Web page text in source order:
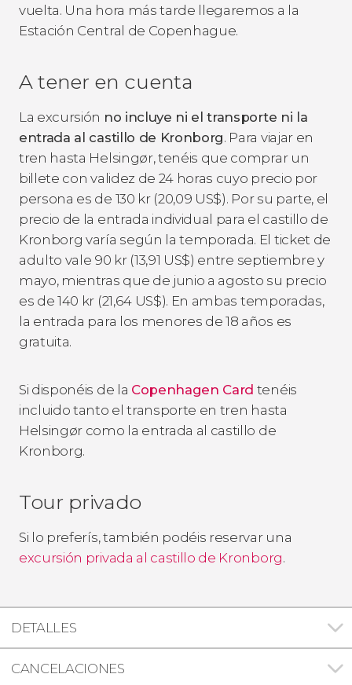
vuelta. Una hora más tarde llegaremos a la
Estación Central de Copenhague.
A tener en cuenta
La excursión no incluye ni el transporte ni la
entrada al castillo de Kronborg. Para viajar en
tren hasta Helsingør, tenéis que comprar un
billete con validez de 24 horas cuyo precio por
persona es de 130 kr(20,09 US$). Por su parte, el
precio de la entrada individual para el castillo de
Kronborg varía según la temporada. El ticket de
adulto vale 90 kr(13,91 US$) entre septiembre y
mayo, mientras que de junio a agosto su precio
es de 140 kr (21,64 US$). En ambas temporadas,
la entrada para los menores de 18 años es
gratuita.
Si disponéis de la Copenhagen Card tenéis
incluido tanto el transporte en tren hasta
Helsingør como la entrada al castillo de
Kronborg.
Tour privado
Si lo preferís, también podéis reservar una
excursión privada al castillo de Kronborg.
DETALLES
CANCELACIONES